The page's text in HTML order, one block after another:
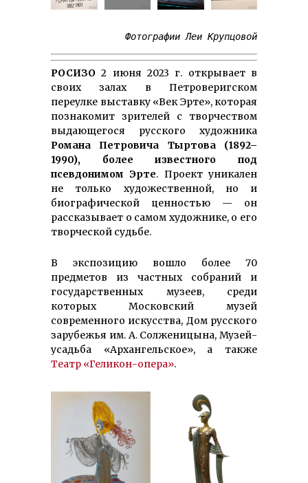
Фотографии Леи Крупцовой
РОСИЗО 2 июня 2023 г. открывает в
своих за­лах в Петро­веригском
переулке выставку «Век Эрте», которая
по­знакомит зри­телей с твор­чеством
выдаю­щегося рус­ского ху­дож­ника
Романа Петровича Тыртова (1892–
1990), более известного под
псевдонимом Эрте. Проект уникален
не только художественной, но и
биографической ценностью — он
рассказывает о самом художнике, о его
творческой судьбе.
В экспозицию вошло более 70
предметов из частных собраний и
государственных музеев, среди
которых Московский музей
современного искусства, Дом русского
зарубежья им. А. Солженицына, Музей-
усадьба «Архангельское», а также
Театр «Геликон-опера».